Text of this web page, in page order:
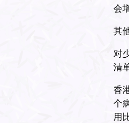
会
其
对
清
香
个
用